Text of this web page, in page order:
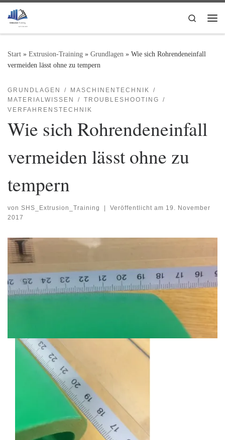
Zum Inhalt springen
Search
Start » Extrusion-Training » Grundlagen » Wie sich Rohrendeneinfall
vermeiden lässt ohne zu tempern
GRUNDLAGEN
MASCHINENTECHNIK
MATERIALWISSEN
TROUBLESHOOTING
VERFAHRENSTECHNIK
Wie sich Rohrendeneinfall
vermeiden lässt ohne zu
tempern
von SHS_Extrusion_Training Veröffentlicht am 19. November
2017